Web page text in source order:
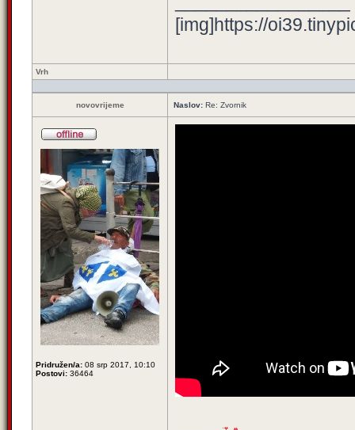
[img]https://
Vrh
novovrijeme Naslov: Re: Zvornik
Pridružen/a: 08 srp 2017, 10:10
Postovi: 36464